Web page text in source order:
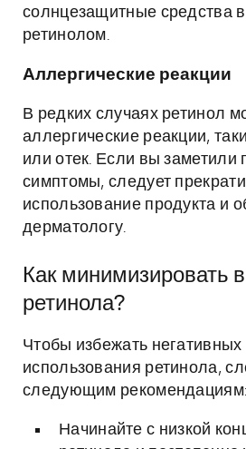
солнцезащитные средства в
ретинолом.
Аллергические реакции
В редких случаях ретинол
аллергические реакции,
или отек. Если вы заметили
симптомы, следует
использование продукта и
дерматологу.
Как минимизировать
ретинола?
Чтобы избежать
использования ретинола,
следующим рекомендациям:
Начинайте с низкой